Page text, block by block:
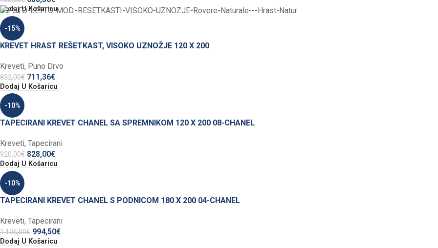
Dodaj U Košaricu
-15%
KREVET HRAST REŠETKAST, VISOKO UZNOŽJE 120 X 200
Kreveti, Puno Drvo
832,00€ 711,36€
Dodaj U Košaricu
-10%
TAPECIRANI KREVET CHANEL SA SPREMNIKOM 120 X 200 08-CHANEL
Kreveti, Tapecirani
920,00€ 828,00€
Dodaj U Košaricu
-10%
TAPECIRANI KREVET CHANEL S PODNICOM 180 X 200 04-CHANEL
Kreveti, Tapecirani
1.105,00€ 994,50€
Dodaj U Košaricu